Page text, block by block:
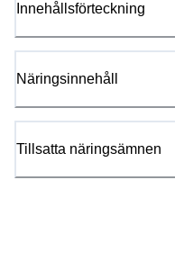
Innehållsförteckning
Näringsinnehåll
Tillsatta näringsämnen